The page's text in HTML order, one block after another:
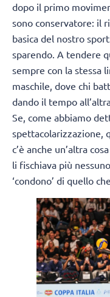
dopo il primo
sono conservatore: il
basica del nostro
sparendo. A tendere
sempre con la stessa
maschile, dove chi
dando il tempo
Se, come abbiamo
spettacolarizzazione,
c’è anche un’altra
li fischiava più
‘condono’ di quello